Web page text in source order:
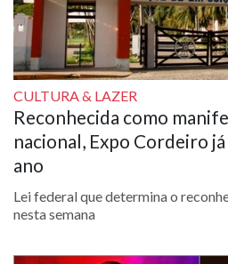
CULTURA & LAZER
Reconhecida como
nacional, Expo Cordeiro
ano
Lei federal que determina o
nesta semana